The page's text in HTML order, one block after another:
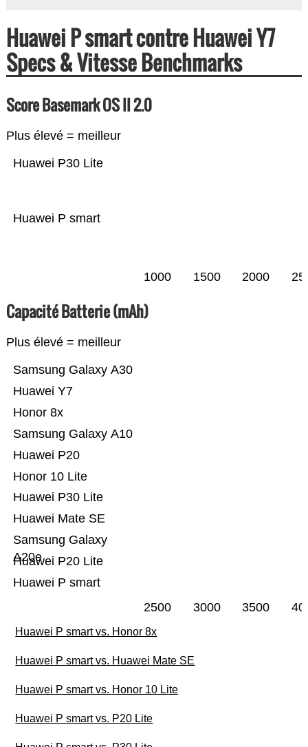
Huawei P smart contre Huawei Y7
Specs & Vitesse Benchmarks
Score Basemark OS II 2.0
Plus élevé = meilleur
Huawei P smart
Huawei P30 Lite
1000 1500 2000
Capacité Batterie (mAh)
Plus élevé = meilleur
Huawei P smart
Huawei P20 Lite
Samsung Galaxy
A20e
Huawei Mate SE
Huawei P30 Lite
Honor 10 Lite
Huawei P20
Samsung Galaxy A10
Honor 8x
Huawei Y7
Samsung Galaxy A30
2500 3000 3500
Huawei P smart vs. Honor 8x
Huawei P smart vs. Huawei Mate SE
Huawei P smart vs. Honor 10 Lite
Huawei P smart vs. P20 Lite